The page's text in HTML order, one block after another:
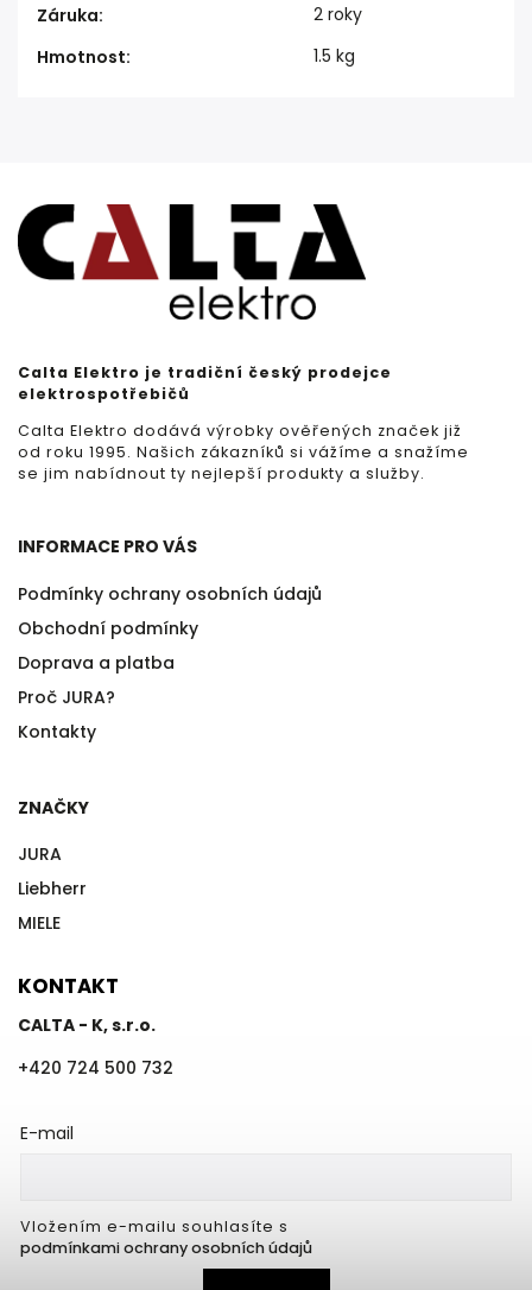
Záruka:
2 roky
Hmotnost: 1.5 kg
Calta Elektro je tradiční český prodejce
elektrospotřebičů
Calta Elektro dodává výrobky ověřených značek již
od roku 1995. Našich zákazníků si vážíme a snažíme
se jim nabídnout ty nejlepší produkty a služby.
INFORMACE PRO VÁS
Podmínky ochrany osobních údajů
Obchodní podmínky
Doprava a platba
Proč JURA?
Kontakty
ZNAČKY
JURA
Liebherr
MIELE
KONTAKT
CALTA - K, s.r.o.
+420 724 500 732
E-mail
Vložením e-mailu souhlasíte s
podmínkami ochrany osobních údajů